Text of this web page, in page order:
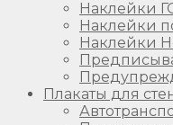
Наклейки
Наклейки
Наклейки
Плакаты для